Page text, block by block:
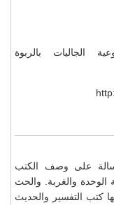
الجاليات بالربوة
على وصف الكتب
الوحدة والغربة. والحث
كتب التفسير والحديث